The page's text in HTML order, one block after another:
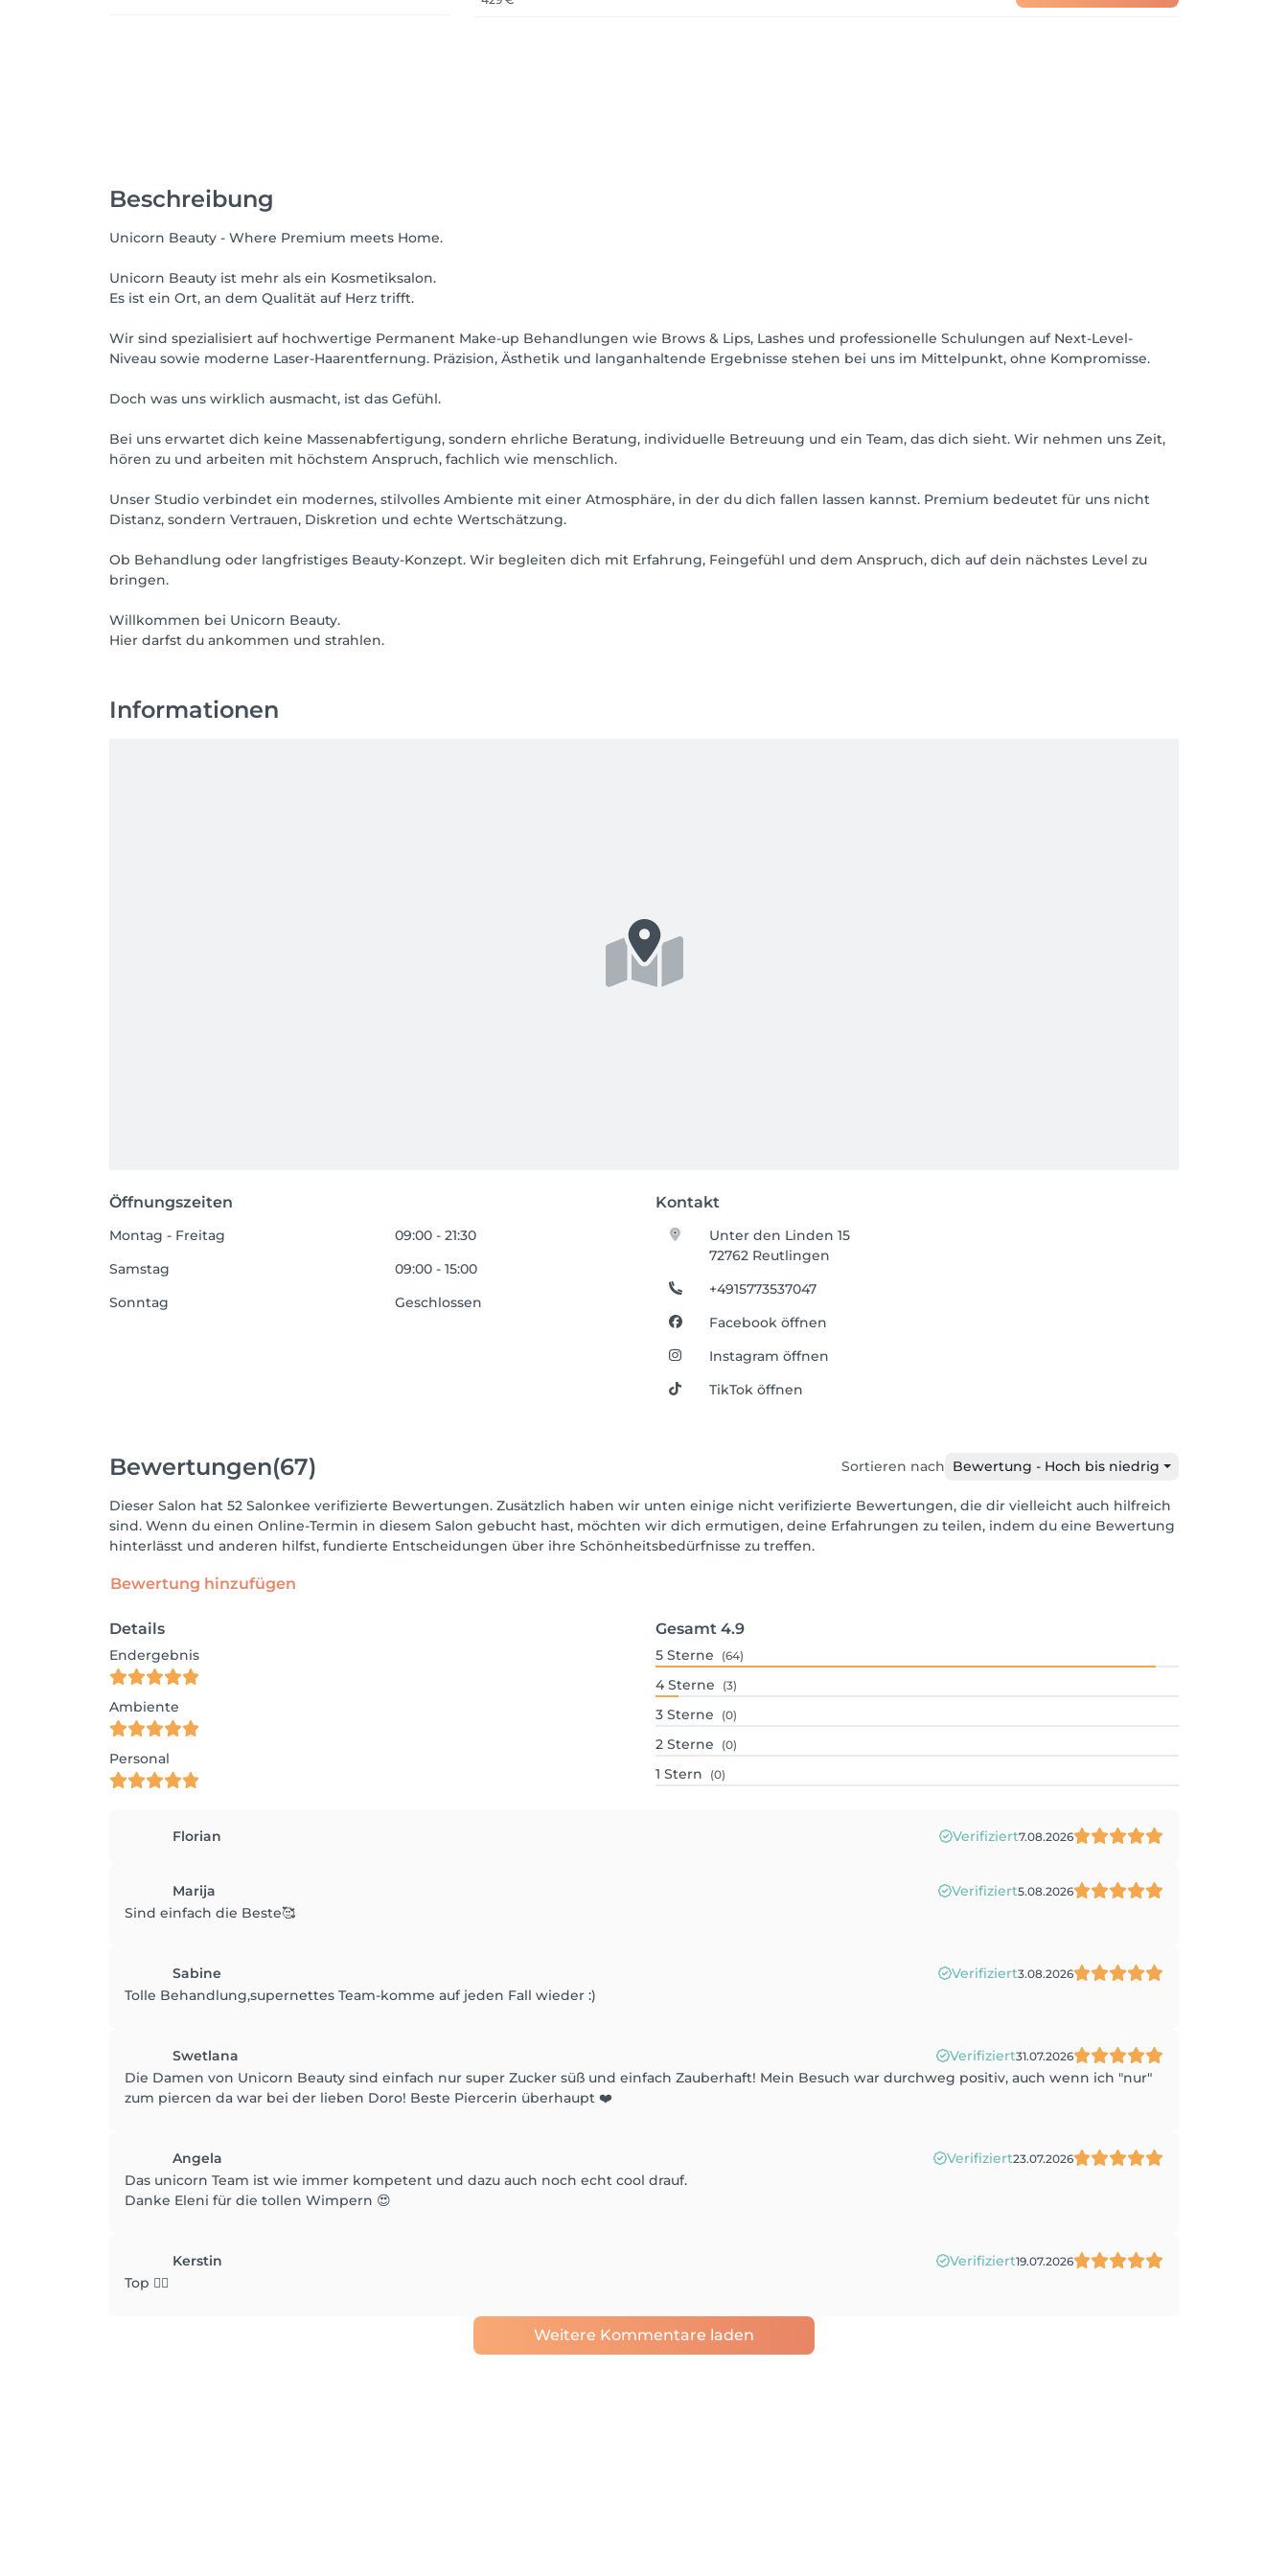
Beschreibung
Unicorn Beauty - Where Premium meets Home.
Unicorn Beauty ist mehr als ein Kosmetiksalon.
Es ist ein Ort, an dem Qualität auf Herz trifft.
Wir sind spezialisiert auf hochwertige Permanent Make-up Behandlungen wie Brows & Lips, Lashes und professionelle Schulungen auf Next-Level-
Niveau sowie moderne Laser-Haarentfernung. Präzision, Ästhetik und langanhaltende Ergebnisse stehen bei uns im Mittelpunkt, ohne Kompromisse.
Doch was uns wirklich ausmacht, ist das Gefühl.
Bei uns erwartet dich keine Massenabfertigung, sondern ehrliche Beratung, individuelle Betreuung und ein Team, das dich sieht. Wir nehmen uns Zeit,
hören zu und arbeiten mit höchstem Anspruch, fachlich wie menschlich.
Unser Studio verbindet ein modernes, stilvolles Ambiente mit einer Atmosphäre, in der du dich fallen lassen kannst. Premium bedeutet für uns nicht
Distanz, sondern Vertrauen, Diskretion und echte Wertschätzung.
Ob Behandlung oder langfristiges Beauty-Konzept. Wir begleiten dich mit Erfahrung, Feingefühl und dem Anspruch, dich auf dein nächstes Level zu
bringen.
Willkommen bei Unicorn Beauty.
Informationen
Öffnungszeiten Kontakt
Montag - Freitag
09:00 - 21:30
Samstag
09:00 - 15:00
Sonntag
Geschlossen
Unter den Linden 15
72762 Reutlingen
+4915773537047
Facebook öffnen
Instagram öffnen
TikTok öffnen
Bewertungen(67) Sortieren nach Bewertung - Hoch bis niedrig
Dieser Salon hat 52 Salonkee verifizierte Bewertungen. Zusätzlich haben wir unten einige nicht verifizierte Bewertungen, die dir vielleicht auch hilfreich
sind. Wenn du einen Online-Termin in diesem Salon gebucht hast, möchten wir dich ermutigen, deine Erfahrungen zu teilen, indem du eine Bewertung
hinterlässt und anderen hilfst, fundierte Entscheidungen über ihre Schönheitsbedürfnisse zu treffen.
Bewertung hinzufügen
Details
Endergebnis
Ambiente
Personal
Gesamt 4.9
5 Sterne (64)
4 Sterne (3)
3 Sterne (0)
2 Sterne (0)
1 Stern (0)
Florian Verifiziert7.08.2026
Marija Verifiziert5.08.2026
Sind einfach die Beste🥰
Sabine Verifiziert3.08.2026
Tolle Behandlung,supernettes Team-komme auf jeden Fall wieder :)
Swetlana Verifiziert31.07.2026
Die Damen von Unicorn Beauty sind einfach nur super Zucker süß und einfach Zauberhaft! Mein Besuch war durchweg positiv, auch wenn ich "nur"
zum piercen da war bei der lieben Doro! Beste Piercerin überhaupt ❤️
Angela Verifiziert23.07.2026
Das unicorn Team ist wie immer kompetent und dazu auch noch echt cool drauf.
Danke Eleni für die tollen Wimpern 😍
Kerstin Verifiziert19.07.2026
Top 👍🏻
Weitere Kommentare laden